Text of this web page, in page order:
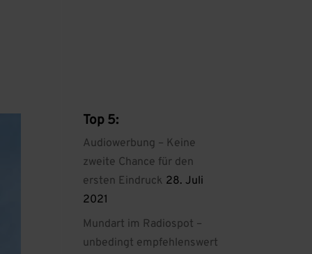
Top 5:
Audiowerbung – Keine
zweite Chance für den
ersten Eindruck 28. Juli
2021
Mundart im Radiospot –
unbedingt empfehlenswert